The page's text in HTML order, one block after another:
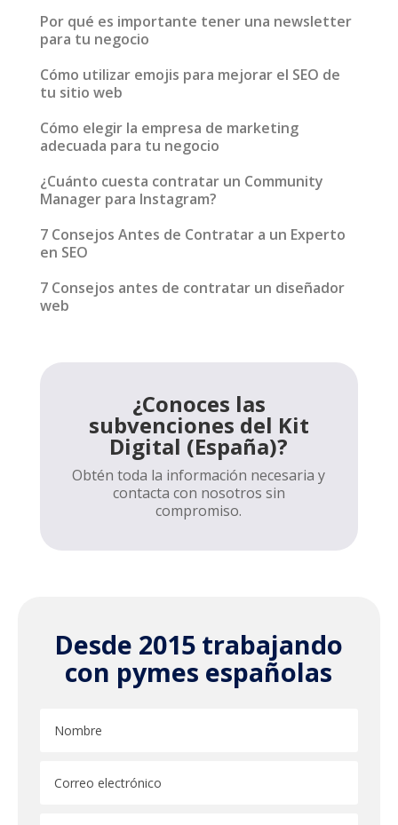
Por qué es importante tener una newsletter
para tu negocio
Cómo utilizar emojis para mejorar el SEO de
tu sitio web
Cómo elegir la empresa de marketing
adecuada para tu negocio
¿Cuánto cuesta contratar un Community
Manager para Instagram?
7 Consejos Antes de Contratar a un Experto
en SEO
7 Consejos antes de contratar un diseñador
web
¿Conoces las
subvenciones del Kit
Digital (España)?
Obtén toda la información necesaria y
contacta con nosotros sin
compromiso.
Desde 2015 trabajando
con pymes españolas